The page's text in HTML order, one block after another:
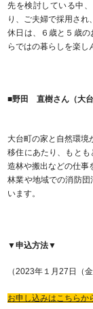
先を検討している中
り、ご夫婦で採用され
休日は、６歳と５歳
らではの暮らしを楽し
■野田 直樹さん（大台
大台町の家と自然環境
移住にあたり、もと
造林や搬出などの仕事
林業や地域での消防
います。
▼申込方法▼
（2023年１月27日（金
お申し込みはこちらか